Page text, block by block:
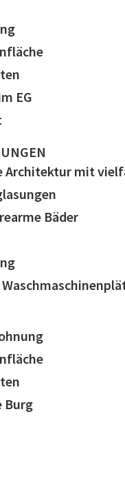
EG
Architektur mit
Bäder
Burg